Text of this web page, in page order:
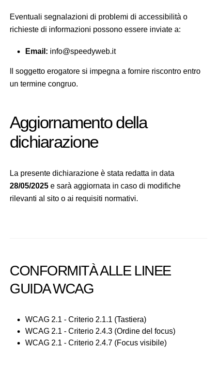
Eventuali segnalazioni di problemi di accessibilità o
richieste di informazioni possono essere inviate a:
Email: info@speedyweb.it
Il soggetto erogatore si impegna a fornire riscontro entro
un termine congruo.
Aggiornamento della
dichiarazione
La presente dichiarazione è stata redatta in data
28/05/2025 e sarà aggiornata in caso di modifiche
rilevanti al sito o ai requisiti normativi.
CONFORMITÀ ALLE LINEE
GUIDA WCAG
WCAG 2.1 - Criterio 2.1.1 (Tastiera)
WCAG 2.1 - Criterio 2.4.3 (Ordine del focus)
WCAG 2.1 - Criterio 2.4.7 (Focus visibile)